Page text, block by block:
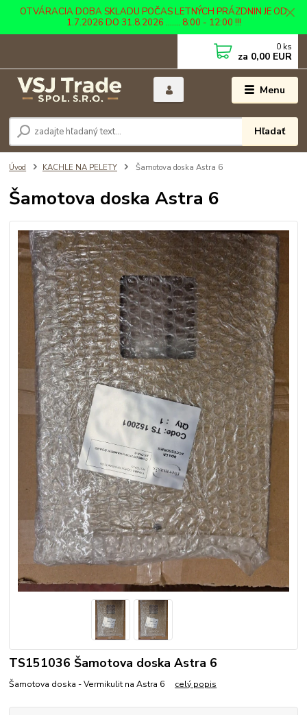
OTVÁRACIA DOBA SKLADU POČAS LETNÝCH PRÁZDNIN JE OD
1.7.2026 DO 31.8.2026 ....... 8:00 - 12:00 !!!
Menu
Hľadať
0 ks
za 0,00 EUR
Úvod KACHLE NA PELETY Šamotova doska Astra 6
Šamotova doska Astra 6
TS151036 Šamotova doska Astra 6
Šamotova doska - Vermikulit na Astra 6 celý popis